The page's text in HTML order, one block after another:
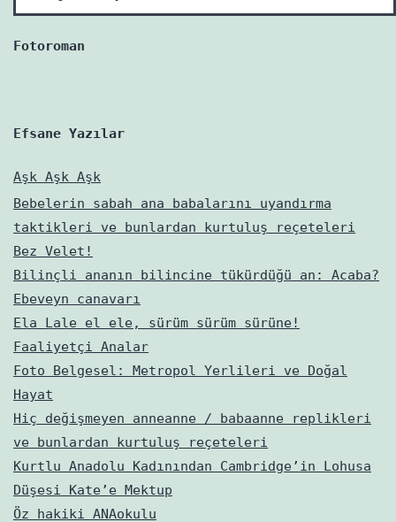
neler
varmış?
Fotoroman
Efsane Yazılar
Aşk Aşk Aşk
Bebelerin sabah ana babalarını uyandırma
taktikleri ve bunlardan kurtuluş reçeteleri
Bez Velet!
Bilinçli ananın bilincine tükürdüğü an: Acaba?
Ebeveyn canavarı
Ela Lale el ele, sürüm sürüm sürüne!
Faaliyetçi Analar
Foto Belgesel: Metropol Yerlileri ve Doğal
Hayat
Hiç değişmeyen anneanne / babaanne replikleri
ve bunlardan kurtuluş reçeteleri
Kurtlu Anadolu Kadınından Cambridge’in Lohusa
Düşesi Kate’e Mektup
Öz hakiki ANAokulu